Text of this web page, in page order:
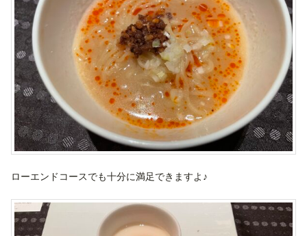
ローエンドコースでも十分に満足できますよ♪